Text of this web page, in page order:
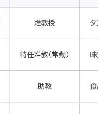
准教授 タン
特任准教（常勤） 味覚
助教 食品